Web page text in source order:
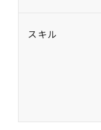
スキル